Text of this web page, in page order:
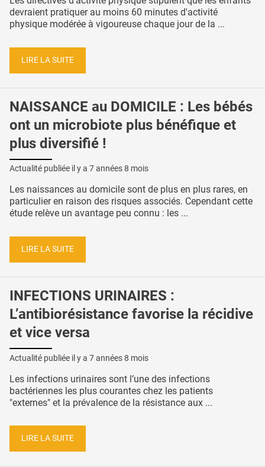
devraient pratiquer au moins 60 minutes d'activité
physique modérée à vigoureuse chaque jour de la ...
LIRE LA SUITE
NAISSANCE au DOMICILE : Les bébés
ont un microbiote plus bénéfique et
plus diversifié !
Actualité publiée il y a 7 années 8 mois
Les naissances au domicile sont de plus en plus rares, en
particulier en raison des risques associés. Cependant cette
étude relève un avantage peu connu : les ...
LIRE LA SUITE
INFECTIONS URINAIRES :
L’antibiorésistance favorise la récidive
et vice versa
Actualité publiée il y a 7 années 8 mois
Les infections urinaires sont l’une des infections
bactériennes les plus courantes chez les patients
"externes" et la prévalence de la résistance aux ...
LIRE LA SUITE